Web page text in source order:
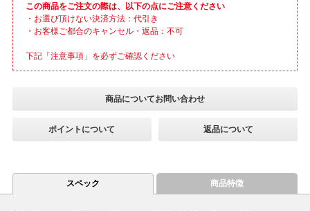
この商品をご注文の際は、以下の点にご注意ください
・お選び頂けない決済方法：代引き
・お客様ご都合のキャンセル・返品：不可
下記「注意事項」を必ずご確認ください
商品についてお問い合わせ
ポイントについて 返品について
スペック 商品特徴